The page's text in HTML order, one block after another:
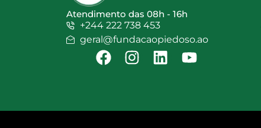
Atendimento das 08h - 16h
+244 222 738 453
geral@fundacaopiedoso.ao